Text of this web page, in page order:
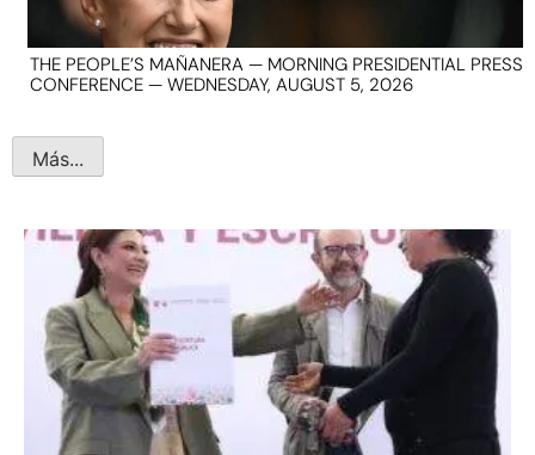
THE PEOPLE’S MAÑANERA — MORNING PRESIDENTIAL PRESS
CONFERENCE — WEDNESDAY, AUGUST 5, 2026
Más...